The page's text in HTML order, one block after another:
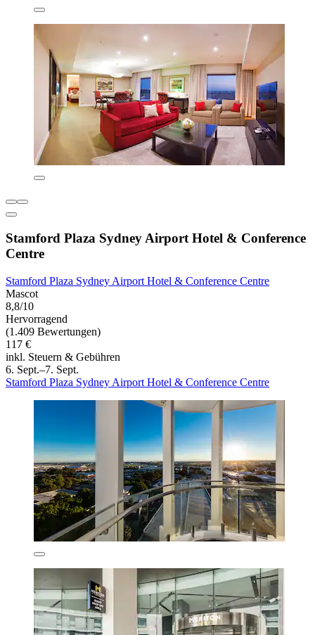
Stamford Plaza Sydney Airport Hotel & Conference
Centre
Stamford Plaza Sydney Airport Hotel & Conference Centre
Mascot
8,8/10
Hervorragend
(1.409 Bewertungen)
117 €
inkl. Steuern & Gebühren
6. Sept.–7. Sept.
Stamford Plaza Sydney Airport Hotel & Conference Centre